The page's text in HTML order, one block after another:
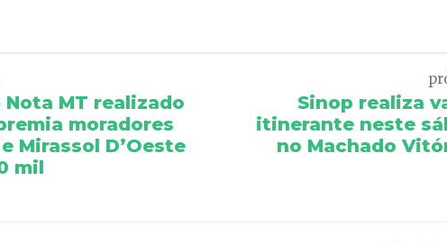
MT realizado
moradores
Mirassol D’Oeste
mil
Sinop realiza
itinerante neste
no Machado